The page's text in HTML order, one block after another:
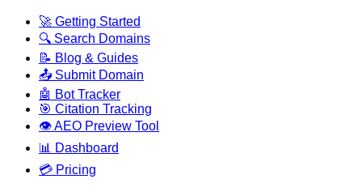
🚀 Getting Started
🔍 Search Domains
📝 Blog & Guides
📤 Submit Domain
🤖 Bot Tracker
🎯 Citation Tracking
👁️ AEO Preview Tool
📊 Dashboard
💳 Pricing